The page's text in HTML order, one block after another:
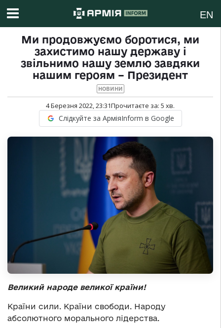
EN
Ми продовжуємо боротися, ми
захистимо нашу державу і
звільнимо нашу землю завдяки
нашим героям – Президент
НОВИНИ
4 Березня 2022, 23:31Прочитаєте за: 5 хв.
Слідкуйте за АрміяInform в Google
Великий народе великої країни!
Країни сили. Країни свободи. Народу
абсолютного морального лідерства.